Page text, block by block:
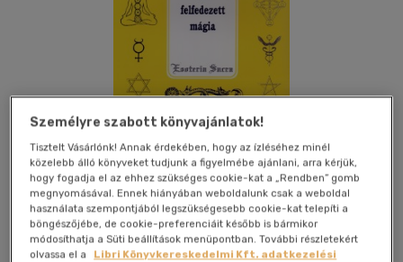
Kívánságlistához adom Megosztom
Személyre szabott könyvajánlatok!
Tisztelt Vásárlónk! Annak érdekében, hogy az ízléséhez minél
közelebb álló könyveket tudjunk a figyelmébe ajánlani, arra kérjük,
hogy fogadja el az ehhez szükséges cookie-kat a „Rendben” gomb
megnyomásával. Ennek hiányában weboldalunk csak a weboldal
használata szempontjából legszükségesebb cookie-kat telepíti a
böngészőjébe, de cookie-preferenciáit később is bármikor
módosíthatja a Süti beállítások menüpontban. További részletekért
olvassa el a
Libri Könyvkereskedelmi Kft. adatkezelési